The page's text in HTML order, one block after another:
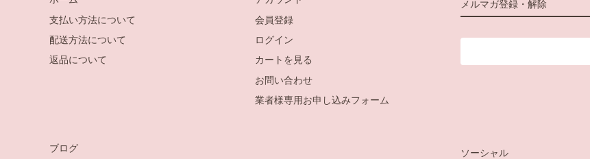
メルマガ登録・解除
支払い方法について
配送方法について
返品について
会員登録
ログイン
カートを見る
お問い合わせ
業者様専用お申し込みフォーム
ソーシャル
ブログ